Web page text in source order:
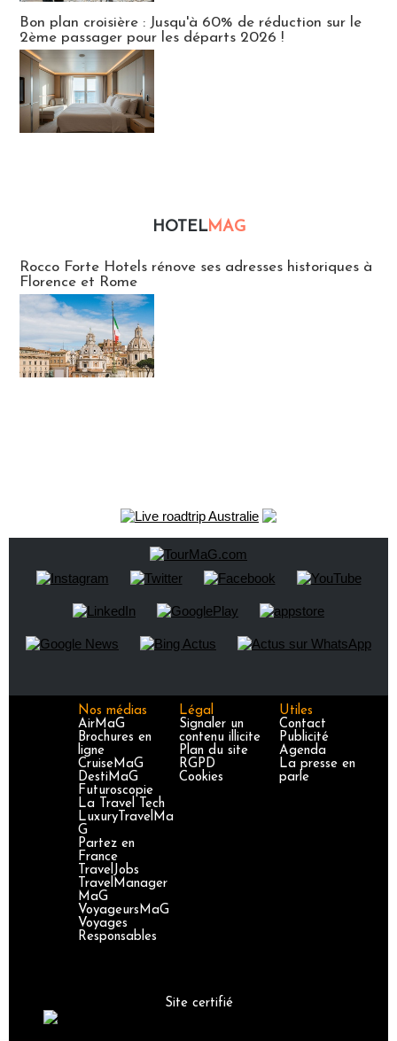
Bon plan croisière : Jusqu'à 60% de réduction sur le
2ème passager pour les départs 2026 !
HOTELMAG
Rocco Forte Hotels rénove ses adresses historiques à
Florence et Rome
Nos médias
AirMaG
Brochures en
ligne
CruiseMaG
DestiMaG
Futuroscopie
La Travel Tech
LuxuryTravelMa
G
Partez en
France
TravelJobs
TravelManager
MaG
VoyageursMaG
Voyages
Responsables
Légal
Signaler un
contenu illicite
Plan du site
RGPD
Cookies
Utiles
Contact
Publicité
Agenda
La presse en
parle
Site certifié